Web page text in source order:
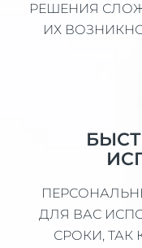
РЕШЕНИЯ
ИХ
ДЛЯ ВАС
СРОКИ,